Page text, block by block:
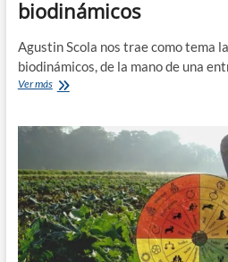
biodinámicos
Agustin Scola nos trae como tema
biodinámicos, de la mano de una
Ver más¡Agroecología,
biodinámicos